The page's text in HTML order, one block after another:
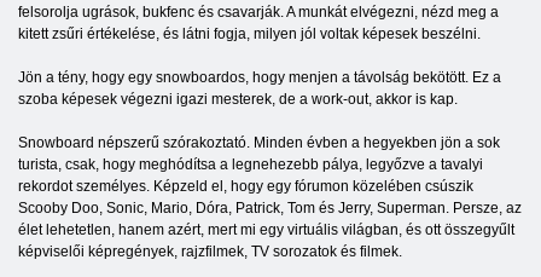
felsorolja ugrások, bukfenc és csavarják. A munkát elvégezni, nézd meg a
kitett zsűri értékelése, és látni fogja, milyen jól voltak képesek beszélni.
Jön a tény, hogy egy snowboardos, hogy menjen a távolság bekötött. Ez a
szoba képesek végezni igazi mesterek, de a work-out, akkor is kap.
Snowboard népszerű szórakoztató. Minden évben a hegyekben jön a sok
turista, csak, hogy meghódítsa a legnehezebb pálya, legyőzve a tavalyi
rekordot személyes. Képzeld el, hogy egy fórumon közelében csúszik
Scooby Doo, Sonic, Mario, Dóra, Patrick, Tom és Jerry, Superman. Persze, az
élet lehetetlen, hanem azért, mert mi egy virtuális világban, és ott összegyűlt
képviselői képregények, rajzfilmek, TV sorozatok és filmek.